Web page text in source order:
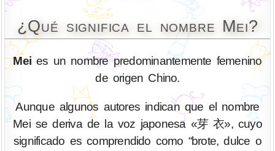
¿Qué significa el nombre Mei?
Mei es un nombre predominantemente femenino
de origen Chino.
Aunque algunos autores indican que el nombre
Mei se deriva de la voz japonesa «芽 衣», cuyo
significado es comprendido como “brote, dulce o